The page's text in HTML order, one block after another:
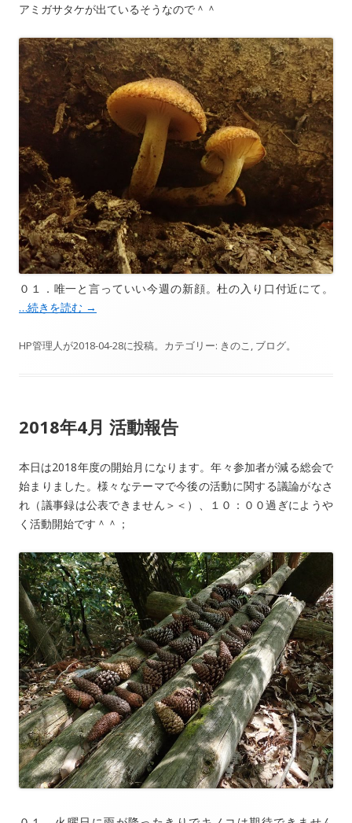
アミガサタケが出ているそうなので＾＾
０１．唯一と言っていい今週の新顔。杜の入り口付近にて。
…続きを読む →
HP管理人が2018-04-28に投稿。カテゴリー: きのこ , ブログ。
2018年4月 活動報告
本日は2018年度の開始月になります。年々参加者が減る総会で
始まりました。様々なテーマで今後の活動に関する議論がなさ
れ（議事録は公表できません＞＜）、１０：００過ぎにようや
く活動開始です＾＾；